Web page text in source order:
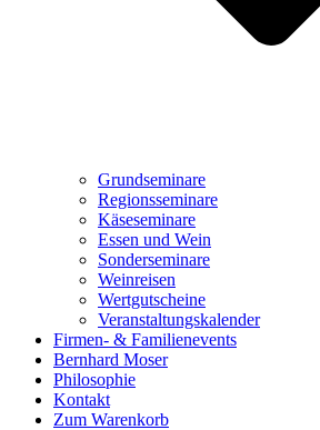
Grundseminare
Regionsseminare
Käseseminare
Essen und Wein
Sonderseminare
Weinreisen
Wertgutscheine
Veranstaltungskalender
Firmen- & Familienevents
Bernhard Moser
Philosophie
Kontakt
Zum Warenkorb